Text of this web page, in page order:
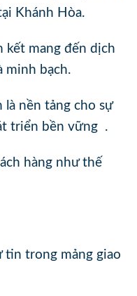
Khánh Hòa.
kết mang đến dịch
minh bạch.
nền tảng cho sự
triển bền vững .
hàng như thế
tin trong mảng giao